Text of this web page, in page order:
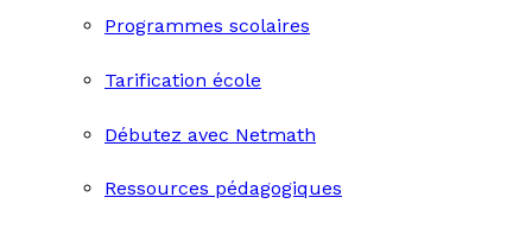
Programmes scolaires
Tarification école
Débutez avec Netmath
Ressources pédagogiques